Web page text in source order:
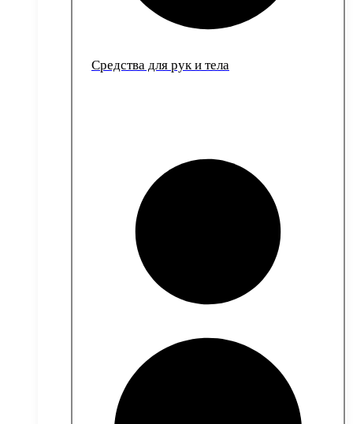
Средства для рук и тела